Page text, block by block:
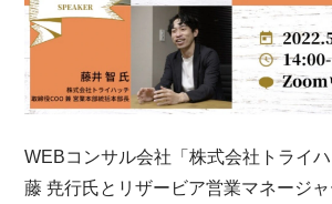
WEBコンサル会社「株式会社トライ
藤 尭行氏とリザービア営業マネージ